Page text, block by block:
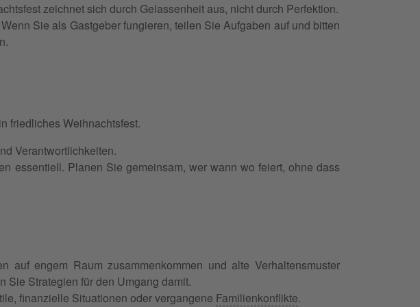
zeichnet sich durch Gelassenheit aus, nicht durch Perfektion.
Sie als Gastgeber fungieren, teilen Sie Aufgaben auf und bitten
friedliches Weihnachtsfest.
Verantwortlichkeiten.
essentiell. Planen Sie gemeinsam, wer wann wo feiert, ohne dass
auf engem Raum zusammenkommen und alte Verhaltensmuster
Sie Strategien für den Umgang damit.
finanzielle Situationen oder vergangene Familienkonflikte.